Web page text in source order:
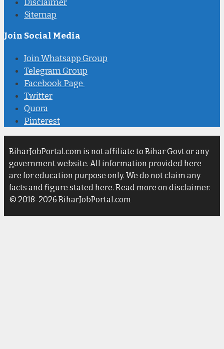
Disclaimer
Sitemap
Join Social Media
Join Whatsapp Group
Telegram Group
Facebook Page
Twitter
Quora
Pinterest
BiharJobPortal.com is not affiliate to Bihar Govt or any
government website. All information provided here
are for education purpose only. We do not claim any
facts and figure stated here. Read more on disclaimer.
© 2018-2026 BiharJobPortal.com